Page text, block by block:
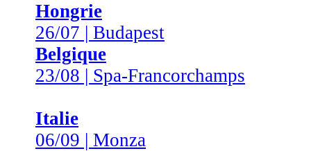
Hongrie
26/07 | Budapest
Belgique
23/08 | Spa-Francorchamps
Italie
06/09 | Monza